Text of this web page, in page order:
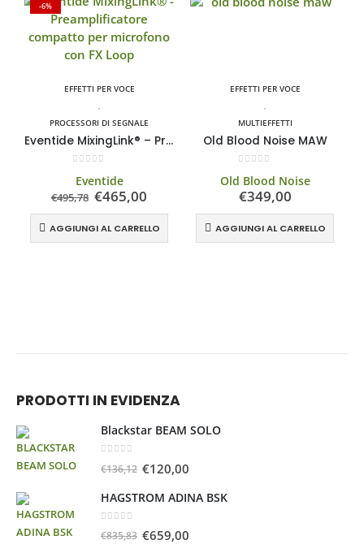
-6%
EFFETTI PER VOCE
PROCESSORI DI SEGNALE
Eventide MixingLink® – Preamplificatore compatto per microfono con FX Loop
Eventide
€495,78 €465,00
AGGIUNGI AL CARRELLO
EFFETTI PER VOCE
MULTIEFFETTI
Old Blood Noise MAW
Old Blood Noise
€349,00
AGGIUNGI AL CARRELLO
PRODOTTI IN EVIDENZA
Blackstar BEAM SOLO
€136,12 €120,00
HAGSTROM ADINA BSK
€835,83 €659,00